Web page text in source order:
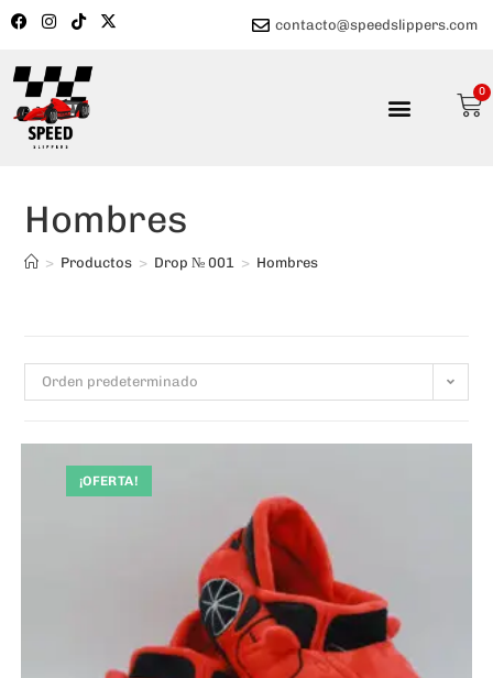
contacto@speedslippers.com
0
Hombres
> Productos > Drop № 001 > Hombres
Orden predeterminado
¡OFERTA!